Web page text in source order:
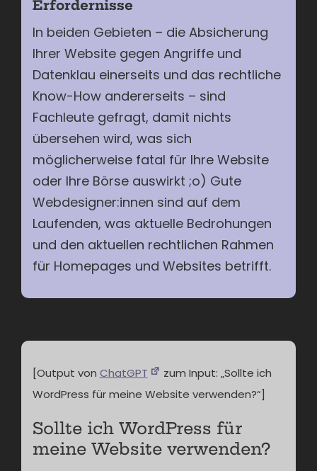
Erfordernisse
In beiden Gebieten – die Absicherung
Ihrer Website gegen Angriffe und
Datenklau einerseits und das rechtliche
Know-How andererseits – sind
Fachleute gefragt, damit nichts
übersehen wird, was sich
möglicherweise fatal für Ihre Website
oder Ihre Börse auswirkt ;o) Gute
Webdesigner:innen sind auf dem
Laufenden, was aktuelle Bedrohungen
und den aktuellen rechtlichen Rahmen
für Homepages und Websites betrifft.
[Output von ChatGPT
zum Input: „Sollte ich
WordPress für meine Website verwenden?“]
Sollte ich WordPress für
meine Website verwenden?